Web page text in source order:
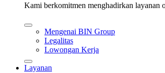
Kami berkomitmen menghadirkan layanan
Mengenai BIN Group
Legalitas
Lowongan Kerja
Layanan